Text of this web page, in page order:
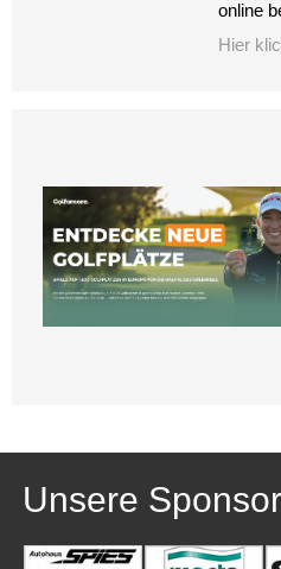
online
Hier
Unsere